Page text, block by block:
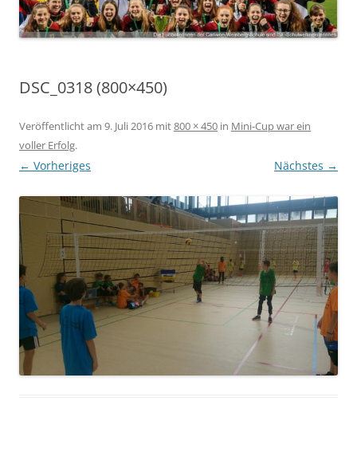
DSC_0318 (800×450)
Veröffentlicht am 9. Juli 2016 mit800 × 450 in Mini-Cup war ein
voller Erfolg.
← Vorheriges Nächstes →